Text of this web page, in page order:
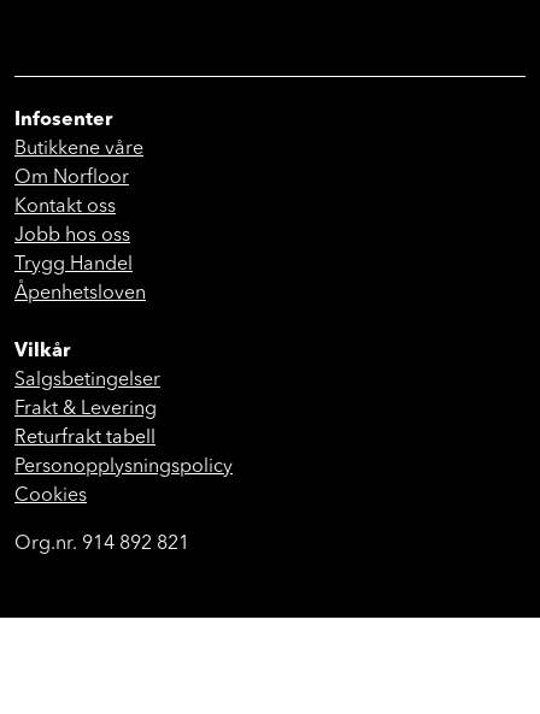
Infosenter
Butikkene våre
Om Norfloor
Kontakt oss
Jobb hos oss
Trygg Handel
Åpenhetsloven
Vilkår
Salgsbetingelser
Frakt & Levering
Returfrakt tabell
Personopplysningspolicy
Cookies
Org.nr. 914 892 821